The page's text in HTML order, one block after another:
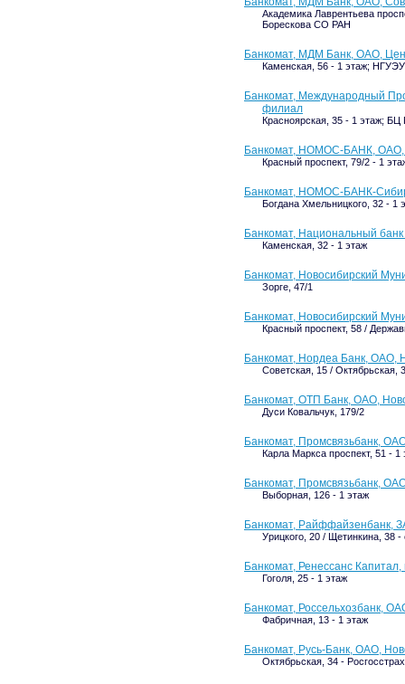
Академика Лаврентьева
Борескова СО РАН
Банкомат, МДМ Банк, ОАО,
Каменская, 56 - 1 этаж; НГУЭУ
Банкомат, Международный
филиал
Красноярская, 35 - 1 этаж; БЦ
Банкомат, НОМОС-БАНК, ОАО,
Красный проспект, 79/2 - 1
Банкомат, НОМОС-БАНК-
Богдана Хмельницкого, 32 - 1
Банкомат, Национальный
Каменская, 32 - 1 этаж
Банкомат, Новосибирский
Зорге, 47/1
Банкомат, Новосибирский
Красный проспект, 58 /
Банкомат, Нордеа Банк, ОАО,
Советская, 15 / Октябрьская,
Банкомат, ОТП Банк, ОАО,
Дуси Ковальчук, 179/2
Банкомат, Промсвязьбанк,
Карла Маркса проспект, 51 -
Банкомат, Промсвязьбанк,
Выборная, 126 - 1 этаж
Банкомат, Райффайзенбанк,
Урицкого, 20 / Щетинкина, 38
Банкомат, Ренессанс
Гоголя, 25 - 1 этаж
Банкомат, Россельхозбанк,
Фабричная, 13 - 1 этаж
Банкомат, Русь-Банк, ОАО,
Октябрьская, 34 - Росгосстрах